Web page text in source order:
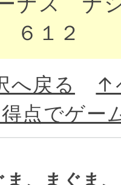
６１２
へ戻る
↑
点でゲー
、まぐま